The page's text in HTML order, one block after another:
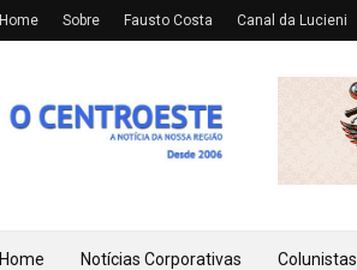
Home Sobre Fausto Costa Canal da Lucieni
Home Notícias Corporativas Colunistas